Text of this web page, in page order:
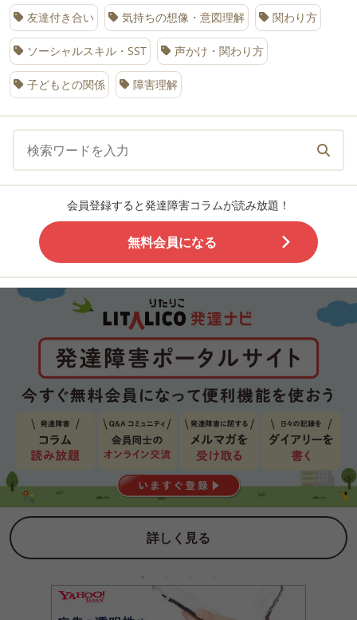
友達付き合い 気持ちの想像・意図理解 関わり方
ソーシャルスキル・SST 声かけ・関わり方
子どもとの関係 障害理解
会員登録すると発達障害コラムが読み放題！
無料会員になる
詳しく見る